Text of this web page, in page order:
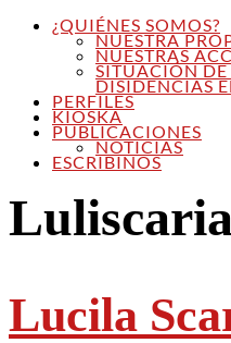
¿QUIÉNES SOMOS?
NUESTRA
NUESTRAS
SITUACIÓN DE
DISIDENCIAS
PERFILES
KIOSKA
PUBLICACIONES
NOTICIAS
ESCRIBINOS
Lucila